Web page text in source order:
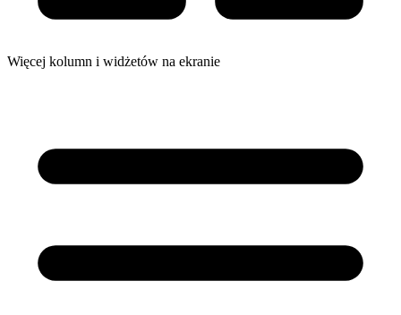
Więcej kolumn i widżetów na ekranie